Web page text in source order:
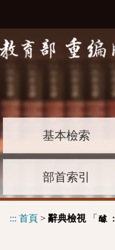
基本檢索
部首索引
::: 首頁 > 辭典檢視「 醵 :